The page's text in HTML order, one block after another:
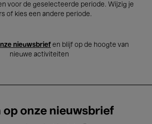
voor de geselecteerde periode. Wijzig je
of kies een andere periode.
nieuwsbrief en blijf op de hoogte van
nieuwe activiteiten
op onze nieuwsbrief